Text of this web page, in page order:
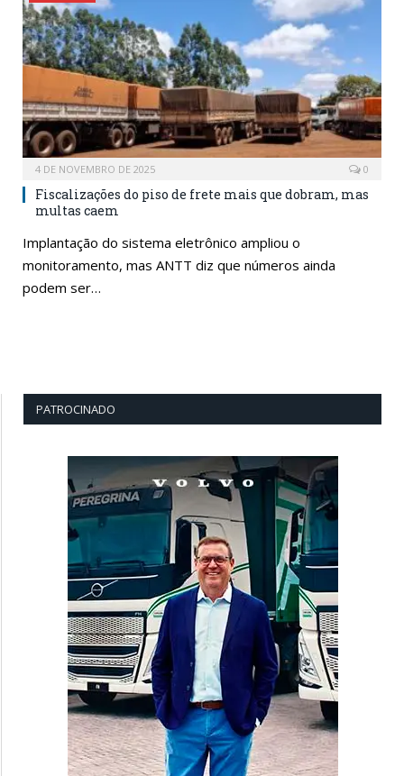
4 DE NOVEMBRO DE 2025 0
Fiscalizações do piso de frete mais que dobram, mas
multas caem
Implantação do sistema eletrônico ampliou o
monitoramento, mas ANTT diz que números ainda
podem ser…
PATROCINADO